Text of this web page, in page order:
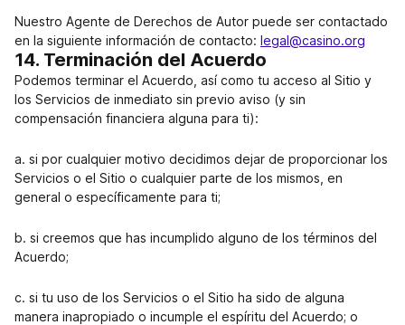
Nuestro Agente de Derechos de Autor puede ser contactado
en la siguiente información de contacto: legal@casino.org
14. Terminación del Acuerdo
Podemos terminar el Acuerdo, así como tu acceso al Sitio y
los Servicios de inmediato sin previo aviso (y sin
compensación financiera alguna para ti):
a. si por cualquier motivo decidimos dejar de proporcionar los
Servicios o el Sitio o cualquier parte de los mismos, en
general o específicamente para ti;
b. si creemos que has incumplido alguno de los términos del
Acuerdo;
c. si tu uso de los Servicios o el Sitio ha sido de alguna
manera inapropiado o incumple el espíritu del Acuerdo; o